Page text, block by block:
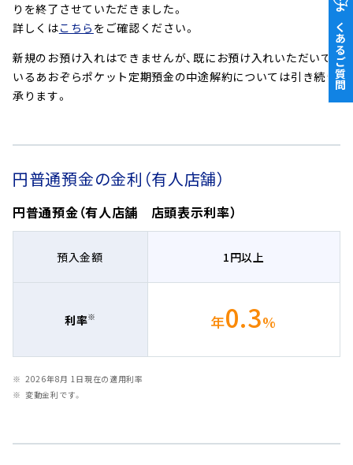
りを終了させていただきました。
詳しくはこちら をご確認ください。
新規のお預け入れはできませんが、既にお預け入れいただいて
いるあおぞらポケット定期預金の中途解約については引き続き
承ります。
円普通預金の金利（有人店舗）
円普通預金（有人店舗 店頭表示利率）
預入金額
利率※
1円以上
年0.3%
2026年8月 1日現在の適用利率
変動金利です。
よくあるご質問